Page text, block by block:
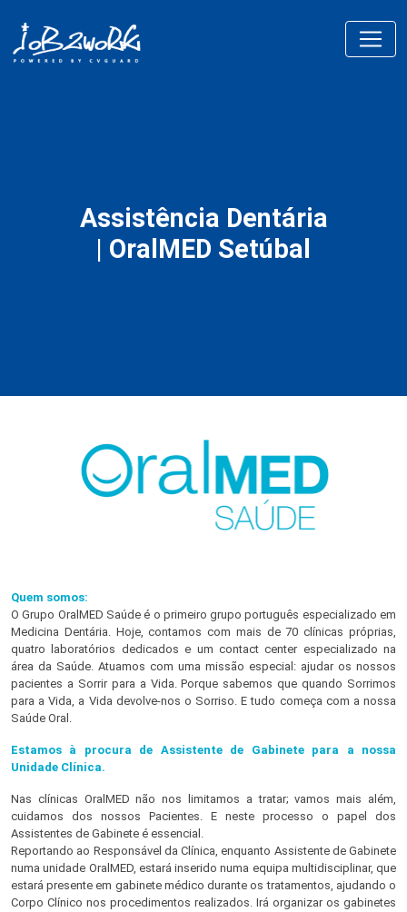
Assistência Dentária
| OralMED Setúbal
Quem somos:
O Grupo OralMED Saúde é o primeiro grupo português especializado em
Medicina Dentária. Hoje, contamos com mais de 70 clínicas próprias,
quatro laboratórios dedicados e um contact center especializado na
área da Saúde. Atuamos com uma missão especial: ajudar os nossos
pacientes a Sorrir para a Vida. Porque sabemos que quando Sorrimos
para a Vida, a Vida devolve-nos o Sorriso. E tudo começa com a nossa
Saúde Oral.
Estamos à procura de Assistente de Gabinete para a nossa
Unidade Clínica.
Nas clínicas OralMED não nos limitamos a tratar; vamos mais além,
cuidamos dos nossos Pacientes. E neste processo o papel dos
Assistentes de Gabinete é essencial.
Reportando ao Responsável da Clínica, enquanto Assistente de Gabinete
numa unidade OralMED, estará inserido numa equipa multidisciplinar, que
estará presente em gabinete médico durante os tratamentos, ajudando o
Corpo Clínico nos procedimentos realizados. Irá organizar os gabinetes